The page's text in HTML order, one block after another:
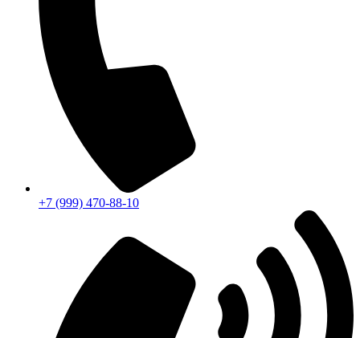
+7 (999) 470-88-10